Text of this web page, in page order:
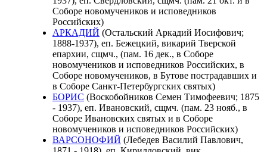
Соборе новомучеников и исповедников
Российских)
АРКАДИЙ (Остальский Аркадий Иосифович;
1888-1937), еп. Бежецкий, викарий Тверской
епархии, сщмч., (пам. 16 дек., в Соборе
новомучеников и исповедников Российских, в
Соборе новомучеников, в Бутове пострадавших и
в Соборе Санкт-Петербургских святых)
БОРИС (Воскобойников Семен Тимофеевич; 1875
- 1937), еп. Ивановский, сщмч. (пам. 23 нояб., в
Соборе Ивановских святых и в Соборе
новомучеников и исповедников Российских)
ВАРСОНОФИЙ (Лебедев Василий Павлович,